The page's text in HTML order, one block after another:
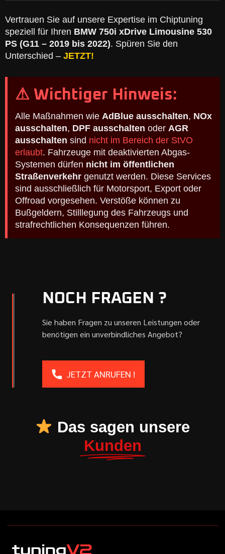
Vertrauen Sie auf unsere Expertise im Chiptuning
speziell für Ihren BMW 750i xDrive Limousine 530
PS (G11 – 2019 bis 2022). Spüren Sie den
Unterschied – JETZT!
⚠ Wichtiger Hinweis:
Alle Maßnahmen wie AdBlue ausschalten, NOx
ausschalten, DPF ausschalten oder AGR
ausschalten sind nicht im Bereich der StVO
erlaubt. Fahrzeuge mit deaktivierten Abgas-
Systemen dürfen nicht im öffentlichen
Straßenverkehr genutzt werden. Diese Services
sind ausschließlich für Motorsport, Export oder
Offroad vorgesehen. Verstöße können zu
Bußgeldern, Stilllegung des Fahrzeugs und
strafrechtlichen Konsequenzen führen.
NOCH FRAGEN ?
Sie haben Fragen zu unseren Leistungen oder
benötigen ein unverbindliches Angebot?
JETZT ANRUFEN !
Das sagen unsere
Kunden